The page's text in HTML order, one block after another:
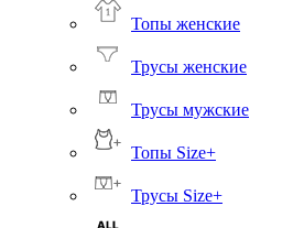
Топы женские
Трусы женские
Трусы мужские
Топы Size+
Трусы Size+